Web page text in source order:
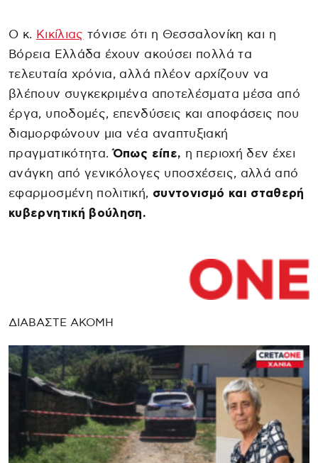
Ο κ. Κικίλιας τόνισε ότι η Θεσσαλονίκη και η
Βόρεια Ελλάδα έχουν ακούσει πολλά τα
τελευταία χρόνια, αλλά πλέον αρχίζουν να
βλέπουν συγκεκριμένα αποτελέσματα μέσα από
έργα, υποδομές, επενδύσεις και αποφάσεις που
διαμορφώνουν μια νέα αναπτυξιακή
πραγματικότητα.Όπως είπε, η περιοχή δεν έχει
ανάγκη από γενικόλογες υποσχέσεις, αλλά από
εφαρμοσμένη πολιτική, συντονισμό και σταθερή
κυβερνητική βούληση.
ΔΙΑΒΑΣΤΕ ΑΚΟΜΗ